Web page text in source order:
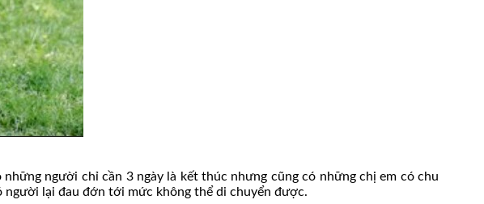
người chỉ cần 3 ngày là kết thúc nhưng cũng có những chị em có chu
người lại đau đớn tới mức không thể di chuyển được.